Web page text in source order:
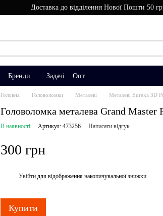
Доставка до відділення Нової Пошти 50
Бренди Задачі Опт
Головна Головоломки Металеві Металеві Eureka 3D
Головоломка металева Grand
В наявності Артикул: 473256 Написати відгук
300 грн
Увійти для відображення накопичувальної знижки
Купити